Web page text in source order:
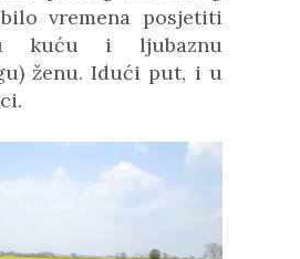
vremena posjetiti
kuću i ljubaznu
ženu. Idući put, i u